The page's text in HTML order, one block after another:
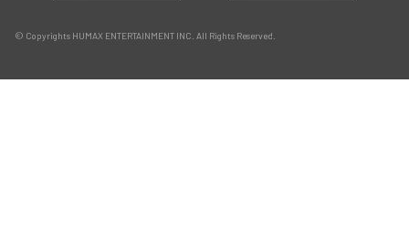
© Copyrights HUMAX ENTERTAINMENT INC. All Rights Reserved.